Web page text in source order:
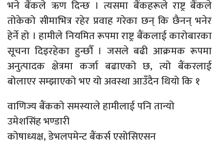
भने बैंकले ऋण दिन्छ । त्यसमा बैंकहरूले राष्ट्र बैंकले
तोकेको सीमाभित्र रहेर प्रवाह गरेका छन् कि छैनन् भनेर
हेर्ने हो । हामीले नियमित रूपमा राष्ट्र बैंकलाई कारोबारका
सूचना दिइरहेका हुन्छौँ । जसले बढी आक्रमक रूपमा
अनुत्पादक क्षेत्रमा कर्जा बढाएको छ, त्यो बैंकरलाई
बोलाएर सम्झाएको भए यो अवस्था आउँदैन थियो कि १
वाणिज्य बैंकको समस्याले हामीलाई पनि तान्यो
उमेशसिंह भण्डारी
कोषाध्यक्ष, डेभलपमेन्ट बैंकर्स एसोसिएसन